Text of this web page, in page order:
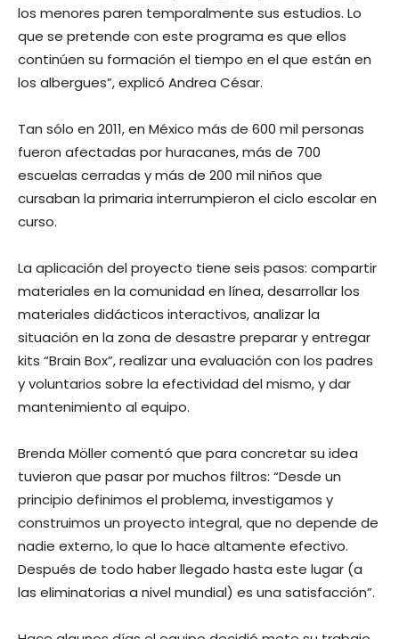
los menores paren temporalmente sus estudios. Lo
que se pretende con este programa es que ellos
continúen su formación el tiempo en el que están en
los albergues”, explicó Andrea César.
Tan sólo en 2011, en México más de 600 mil personas
fueron afectadas por huracanes, más de 700
escuelas cerradas y más de 200 mil niños que
cursaban la primaria interrumpieron el ciclo escolar en
curso.
La aplicación del proyecto tiene seis pasos: compartir
materiales en la comunidad en línea, desarrollar los
materiales didácticos interactivos, analizar la
situación en la zona de desastre preparar y entregar
kits “Brain Box”, realizar una evaluación con los padres
y voluntarios sobre la efectividad del mismo, y dar
mantenimiento al equipo.
Brenda Möller comentó que para concretar su idea
tuvieron que pasar por muchos filtros: “Desde un
principio definimos el problema, investigamos y
construimos un proyecto integral, que no depende de
nadie externo, lo que lo hace altamente efectivo.
Después de todo haber llegado hasta este lugar (a
las eliminatorias a nivel mundial) es una satisfacción”.